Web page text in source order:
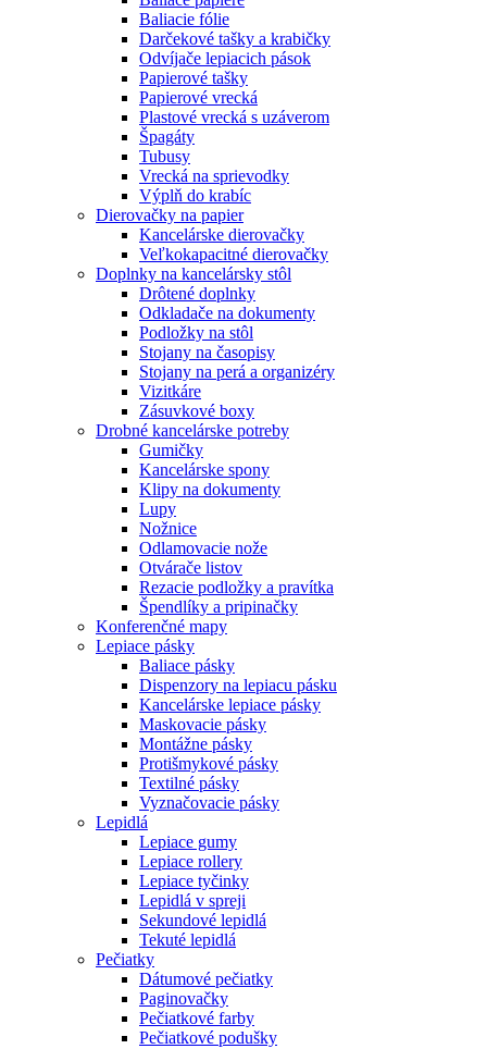
Baliacie fólie
Darčekové tašky a krabičky
Odvíjače lepiacich pások
Papierové tašky
Papierové vrecká
Plastové vrecká s uzáverom
Špagáty
Tubusy
Vrecká na sprievodky
Výplň do krabíc
Dierovačky na papier
Kancelárske dierovačky
Veľkokapacitné dierovačky
Doplnky na kancelársky stôl
Drôtené doplnky
Odkladače na dokumenty
Podložky na stôl
Stojany na časopisy
Stojany na perá a organizéry
Vizitkáre
Zásuvkové boxy
Drobné kancelárske potreby
Gumičky
Kancelárske spony
Klipy na dokumenty
Lupy
Nožnice
Odlamovacie nože
Otvárače listov
Rezacie podložky a pravítka
Špendlíky a pripinačky
Konferenčné mapy
Lepiace pásky
Baliace pásky
Dispenzory na lepiacu pásku
Kancelárske lepiace pásky
Maskovacie pásky
Montážne pásky
Protišmykové pásky
Textilné pásky
Vyznačovacie pásky
Lepidlá
Lepiace gumy
Lepiace rollery
Lepiace tyčinky
Lepidlá v spreji
Sekundové lepidlá
Tekuté lepidlá
Pečiatky
Dátumové pečiatky
Paginovačky
Pečiatkové farby
Pečiatkové podušky